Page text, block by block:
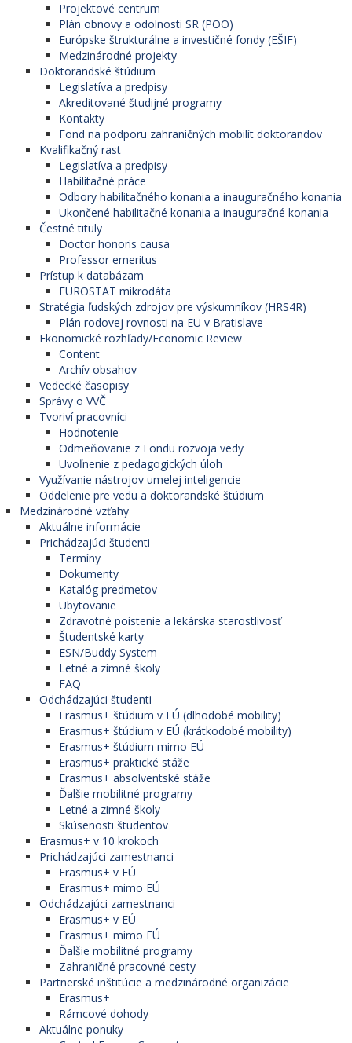
Projektové centrum
Plán obnovy a odolnosti SR (POO)
Európske štrukturálne a investičné fondy (EŠIF)
Medzinárodné projekty
Doktorandské štúdium
Legislatíva a predpisy
Akreditované študijné programy
Kontakty
Fond na podporu zahraničných mobilít doktorandov
Kvalifikačný rast
Legislatíva a predpisy
Habilitačné práce
Odbory habilitačného konania a inauguračného konania
Ukončené habilitačné konania a inauguračné konania
Čestné tituly
Doctor honoris causa
Professor emeritus
Prístup k databázam
EUROSTAT mikrodáta
Stratégia ľudských zdrojov pre výskumníkov (HRS4R)
Plán rodovej rovnosti na EU v Bratislave
Ekonomické rozhľady/Economic Review
Content
Archív obsahov
Vedecké časopisy
Správy o VVČ
Tvoriví pracovníci
Hodnotenie
Odmeňovanie z Fondu rozvoja vedy
Uvoľnenie z pedagogických úloh
Využívanie nástrojov umelej inteligencie
Oddelenie pre vedu a doktorandské štúdium
Medzinárodné vzťahy
Aktuálne informácie
Prichádzajúci študenti
Termíny
Dokumenty
Katalóg predmetov
Ubytovanie
Zdravotné poistenie a lekárska starostlivosť
Študentské karty
ESN/Buddy System
Letné a zimné školy
FAQ
Odchádzajúci študenti
Erasmus+ štúdium v EÚ (dlhodobé mobility)
Erasmus+ štúdium v EÚ (krátkodobé mobility)
Erasmus+ štúdium mimo EÚ
Erasmus+ praktické stáže
Erasmus+ absolventské stáže
Ďalšie mobilitné programy
Letné a zimné školy
Skúsenosti študentov
Erasmus+ v 10 krokoch
Prichádzajúci zamestnanci
Erasmus+ v EÚ
Erasmus+ mimo EÚ
Odchádzajúci zamestnanci
Erasmus+ v EÚ
Erasmus+ mimo EÚ
Ďalšie mobilitné programy
Zahraničné pracovné cesty
Partnerské inštitúcie a medzinárodné organizácie
Erasmus+
Rámcové dohody
Aktuálne ponuky